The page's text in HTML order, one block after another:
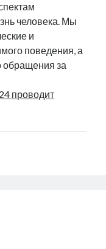
человека. Мы
и
поведения, а
обращения за
проводит